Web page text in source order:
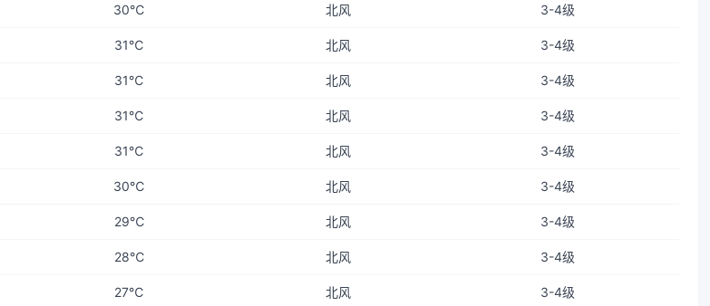
30℃ 北风 3-4级
31℃ 北风 3-4级
31℃ 北风 3-4级
31℃ 北风 3-4级
31℃ 北风 3-4级
30℃ 北风 3-4级
29℃ 北风 3-4级
28℃ 北风 3-4级
27℃ 北风 3-4级